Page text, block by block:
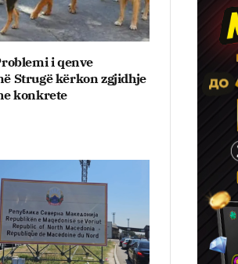
i qenve
Strugë kërkon zgjidhje
konkrete